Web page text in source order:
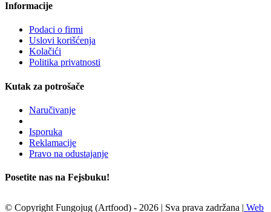
Informacije
Podaci o firmi
Uslovi korišćenja
Kolačići
Politika privatnosti
Kutak za potrošače
Naručivanje
Isporuka
Reklamacije
Pravo na odustajanje
Posetite nas na Fejsbuku!
© Copyright Fungojug (Artfood) - 2026 | Sva prava zadržana | Web